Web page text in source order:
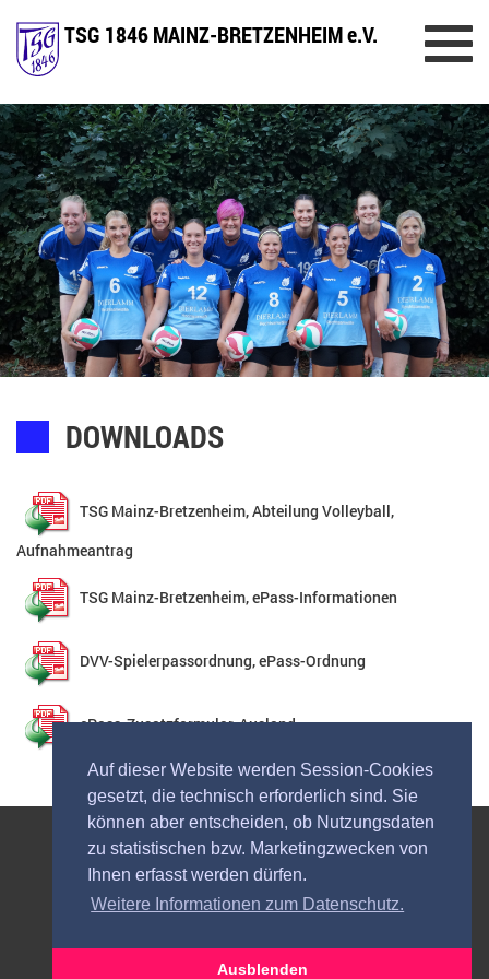
Auf dieser Website werden Session-Cookies
gesetzt, die technisch erforderlich sind. Sie
können aber entscheiden, ob Nutzungsdaten
zu statistischen bzw. Marketingzwecken von
Ihnen erfasst werden dürfen.
Weitere Informationen zum Datenschutz.
Ausblenden
TSG 1846 MAINZ-BRETZENHEIM e.V.
DOWNLOADS
TSG Mainz-Bretzenheim, Abteilung Volleyball,
Aufnahmeantrag
TSG Mainz-Bretzenheim, ePass-Informationen
DVV-Spielerpassordnung, ePass-Ordnung
ePass-Zusatzformular, Ausland
2025 © TSG 1846 MAINZ-BRETZENHEIM e.V.
Login
Kontakt Datenschutz Impressum